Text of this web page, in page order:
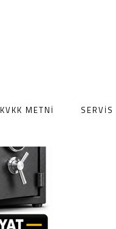
KVKK METNI SERVIS